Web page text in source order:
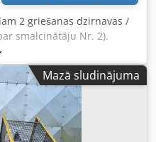
2 griešanas dzirnavas /
smalcinātāju Nr. 2).
griešanai, bet tās var
griešanai. Abas
Tehniskie dati
pamatne): -Izmēri: 150 x
diametrs: 36 cm -
skaits: 3 (Fiksētie
Mazā sludinājuma